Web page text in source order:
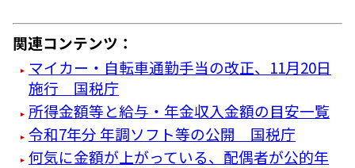
関連コンテンツ：
マイカー・自転車通勤手当の改正、11月20日
施行 国税庁
所得金額等と給与・年金収入金額の目安一覧
令和7年分 年調ソフト等の公開 国税庁
何気に金額が上がっている、配偶者が公的年